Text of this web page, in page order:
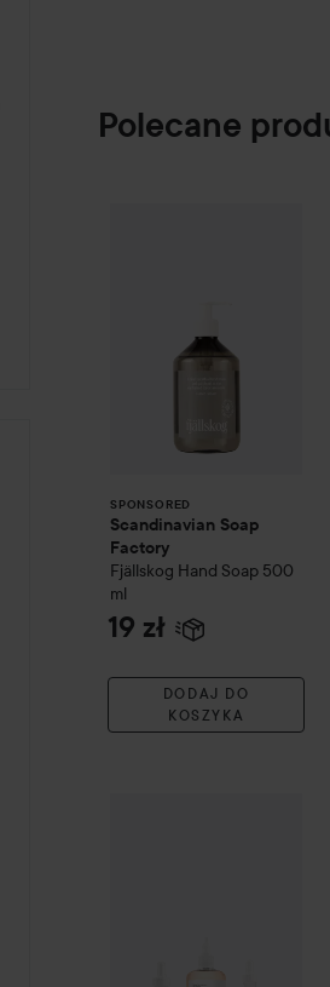
produkt nie może być
retinolem lub kwasem
Lyko jest oficjalnym
The Ordinary Hyaluronic
Dzięki różnej wielkości
wielu różnych poziomach.
zwiększa nawilżenie skóry.
Właściwości:
nawilża skórę
Sposób użycia:
Polecane
SPONSORED
Scandinavian Soap
Factory
Fjällskog Hand Soap 500
ml
19 zł
DODAJ DO
KOSZYKA